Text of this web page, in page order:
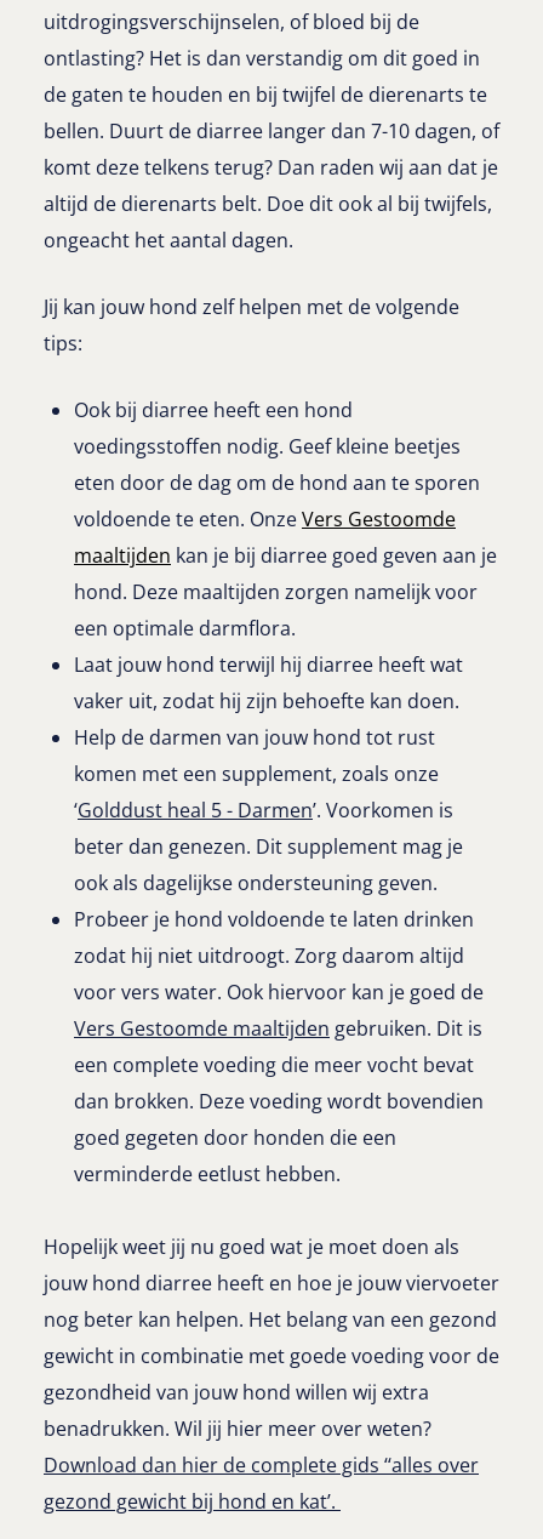
uitdrogingsverschijnselen, of bloed bij de
ontlasting? Het is dan verstandig om dit goed in
de gaten te houden en bij twijfel de dierenarts te
bellen. Duurt de diarree langer dan 7-10 dagen, of
komt deze telkens terug? Dan raden wij aan dat je
altijd de dierenarts belt. Doe dit ook al bij twijfels,
ongeacht het aantal dagen.
Jij kan jouw hond zelf helpen met de volgende
tips:
Ook bij diarree heeft een hond
voedingsstoffen nodig. Geef kleine beetjes
eten door de dag om de hond aan te sporen
voldoende te eten. OnzeVers Gestoomde
maaltijden kan je bij diarree goed geven aan je
hond. Deze maaltijden zorgen namelijk voor
een optimale darmflora.
Laat jouw hond terwijl hij diarree heeft wat
vaker uit, zodat hij zijn behoefte kan doen.
Help de darmen van jouw hond tot rust
komen met een supplement, zoals onze
‘Golddust heal 5 - Darmen’. Voorkomen is
beter dan genezen. Dit supplement mag je
ook als dagelijkse ondersteuning geven.
Probeer je hond voldoende te laten drinken
zodat hij niet uitdroogt. Zorg daarom altijd
voor vers water. Ook hiervoor kan je goed de
Vers Gestoomde maaltijden gebruiken. Dit is
een complete voeding die meer vocht bevat
dan brokken. Deze voeding wordt bovendien
goed gegeten door honden die een
verminderde eetlust hebben.
Hopelijk weet jij nu goed wat je moet doen als
jouw hond diarree heeft en hoe je jouw viervoeter
nog beter kan helpen. Het belang van een gezond
gewicht in combinatie met goede voeding voor de
gezondheid van jouw hond willen wij extra
benadrukken. Wil jij hier meer over weten?
Download dan hier de complete gids ‘‘alles over
gezond gewicht bij hond en kat’.